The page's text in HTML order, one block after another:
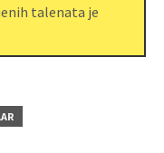
talenata je